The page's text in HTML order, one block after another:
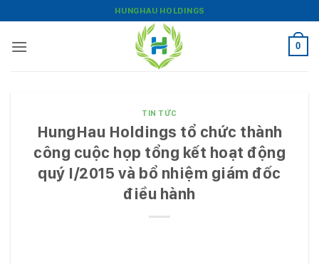
qua
nội
HUNGHAU HOLDINGS
0
TIN TỨC
HungHau Holdings tổ chức thành
công cuộc họp tổng kết hoạt động
quý I/2015 và bổ nhiệm giám đốc
điều hành